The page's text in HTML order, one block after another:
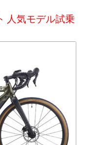
人気モデル試乗